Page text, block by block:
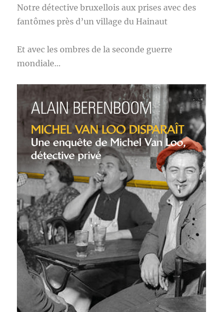
Notre détective bruxellois aux prises avec des
fantômes près d’un village du Hainaut
Et avec les ombres de la seconde guerre
mondiale…